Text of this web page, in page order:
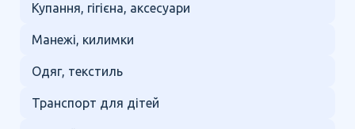
Купання, гігієна, аксесуари
Манежі, килимки
Одяг, текстиль
Транспорт для дітей